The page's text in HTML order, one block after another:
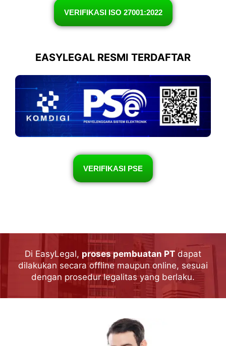
VERIFIKASI ISO 27001:2022
EASYLEGAL RESMI TERDAFTAR
VERIFIKASI PSE
Di EasyLegal, proses pembuatan PT dapat
dilakukan secara offline maupun online, sesuai
dengan prosedur legalitas yang berlaku.